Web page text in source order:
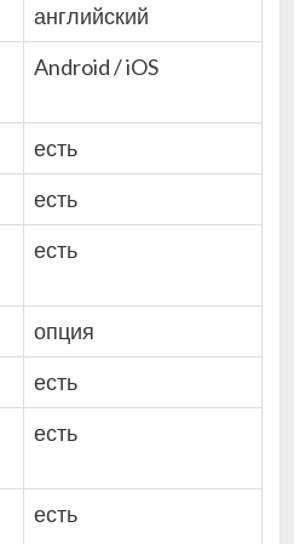
английский
Android / iOS
есть
есть
есть
опция
есть
есть
есть